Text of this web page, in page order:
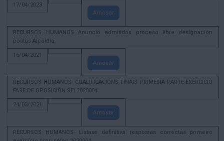
17/04/2023
Amosar
RECURSOS HUMANOS Anuncio admitidos proceso libre designación
postos Alcaldía
16/04/2021
Amosar
RECURSOS HUMANOS- CUALIFICACIÓNS FINAIS PRIMEIRA PARTE EXERCICIO
FASE DE OPOSICIÓN SEL2020004
24/03/2021
Amosar
RECURSOS HUMANOS- Listaxe definitiva respostas correctas primeiro